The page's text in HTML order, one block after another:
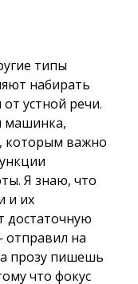
типы
набирать
устной речи.
машинка,
которым важно
Я знаю, что
и их
отправил на
прозу пишешь
что фокус